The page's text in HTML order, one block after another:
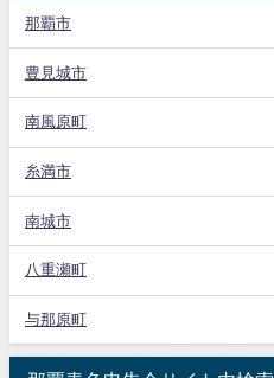
那覇市
豊見城市
南風原町
糸満市
南城市
八重瀬町
与那原町